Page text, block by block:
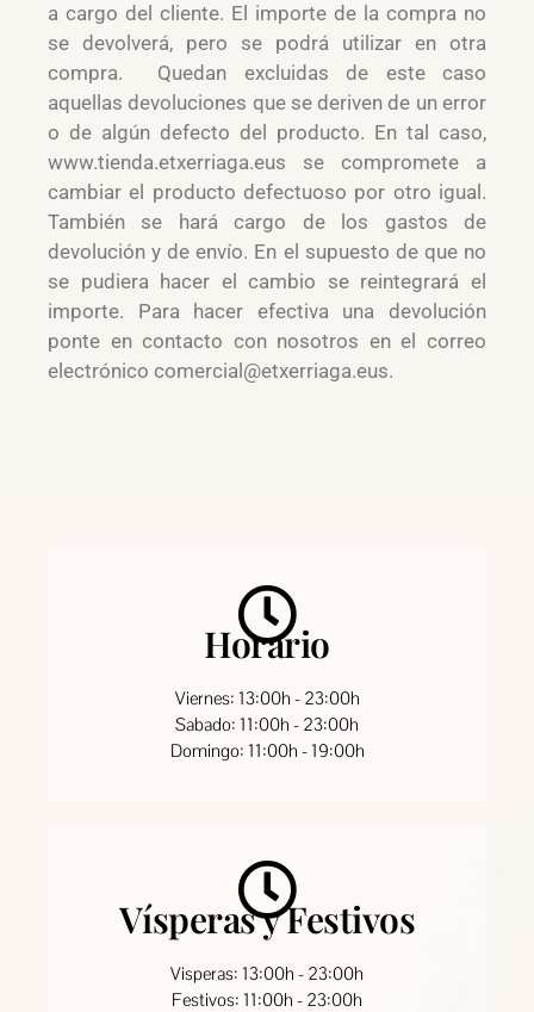
a cargo del cliente. El importe de la compra no
se devolverá, pero se podrá utilizar en otra
compra. Quedan excluidas de este caso
aquellas devoluciones que se deriven de un error
o de algún defecto del producto. En tal caso,
www.tienda.etxerriaga.eus se compromete a
cambiar el producto defectuoso por otro igual.
También se hará cargo de los gastos de
devolución y de envío. En el supuesto de que no
se pudiera hacer el cambio se reintegrará el
importe. Para hacer efectiva una devolución
ponte en contacto con nosotros en el correo
electrónico comercial@etxerriaga.eus.
Horario
Viernes: 13:00h - 23:00h
Sabado: 11:00h - 23:00h
Domingo: 11:00h - 19:00h
Vísperas y Festivos
Visperas: 13:00h - 23:00h
Festivos: 11:00h - 23:00h